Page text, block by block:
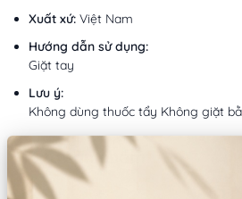
Xuất xứ: Việt Nam
Hướng dẫn sử dụng:
Giặt tay
Lưu ý:
Không dùng thuốc tẩy Không giặt
Mô tả sản phẩm